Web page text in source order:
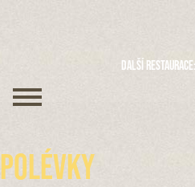
Další restaurace
Polévky